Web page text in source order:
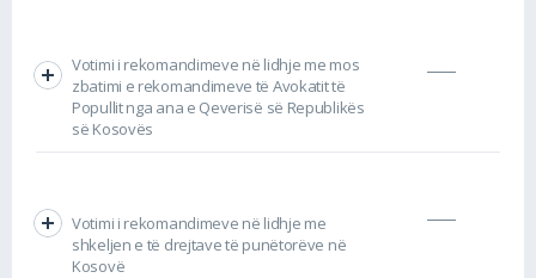
Votimi i rekomandimeve në lidhje me mos
zbatimi e rekomandimeve të Avokatit të
Popullit nga ana e Qeverisë së Republikës
së Kosovës
Votimi i rekomandimeve në lidhje me
shkeljen e të drejtave të punëtorëve në
Kosovë